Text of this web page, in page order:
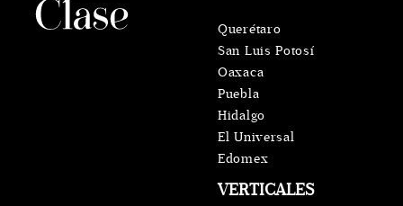
VERTICALES
Querétaro
San Luis Potosí
Oaxaca
Puebla
Hidalgo
El Universal
Edomex